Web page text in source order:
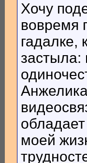
Хочу
вовремя
гадалке,
застыла:
моей